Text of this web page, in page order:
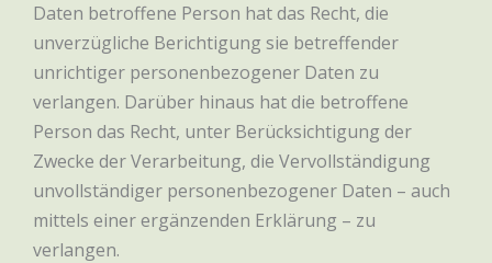
Daten betroffene Person hat das Recht, die
unverzügliche Berichtigung sie betreffender
unrichtiger personenbezogener Daten zu
verlangen. Darüber hinaus hat die betroffene
Person das Recht, unter Berücksichtigung der
Zwecke der Verarbeitung, die Vervollständigung
unvollständiger personenbezogener Daten – auch
mittels einer ergänzenden Erklärung – zu
verlangen.